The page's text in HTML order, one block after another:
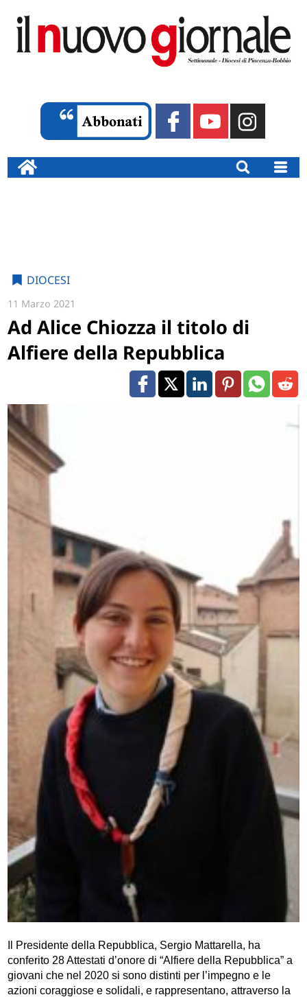
DIOCESI
11 Marzo 2021
Ad Alice Chiozza il titolo di
Alfiere della Repubblica
Il Presidente della Repubblica, Sergio Mattarella, ha
conferito 28 Attestati d’onore di “Alfiere della Repubblica” a
giovani che nel 2020 si sono distinti per l’impegno e le
azioni coraggiose e solidali, e rappresentano, attraverso la